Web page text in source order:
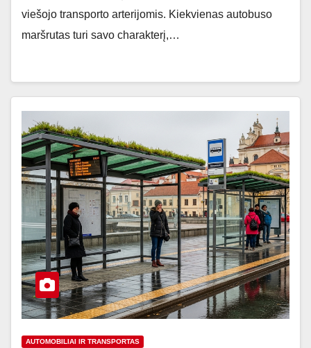
viešojo transporto arterijomis. Kiekvienas autobuso
maršrutas turi savo charakterį,…
AUTOMOBILIAI IR TRANSPORTAS